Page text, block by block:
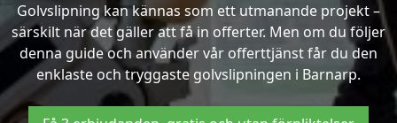
Golvslipning kan kännas som ett utmanande projekt –
särskilt när det gäller att få in offerter. Men om du följer
denna guide och använder vår offerttjänst får du den
enklaste och tryggaste golvslipningen i Barnarp.